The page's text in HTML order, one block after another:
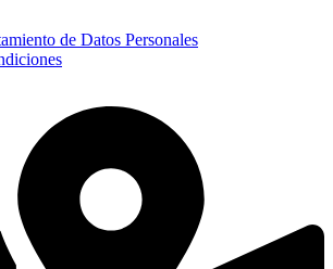
de Datos Personales